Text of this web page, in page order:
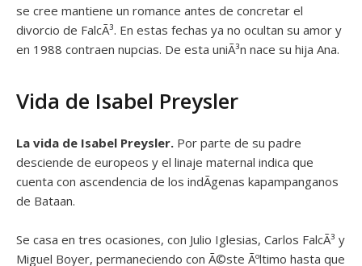
se cree mantiene un romance antes de concretar el
divorcio de FalcÃ³. En estas fechas ya no ocultan su amor y
en 1988 contraen nupcias. De esta uniÃ³n nace su hija Ana.
Vida de Isabel Preysler
La vida de Isabel Preysler. Por parte de su padre
desciende de europeos y el linaje maternal indica que
cuenta con ascendencia de los indÃ­genas kapampanganos
de Bataan.
Se casa en tres ocasiones, con Julio Iglesias, Carlos FalcÃ³ y
Miguel Boyer, permaneciendo con Ã©ste Ãºltimo hasta que